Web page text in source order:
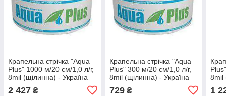
Крапельна стрічка "Aqua
Plus" 1000 м/20 см/1,0 л/г,
8mil (щілинна) - Україна
2 427 ₴
Крапельна стрічка "Aqua
Plus" 300 м/20 см/1,0 л/г,
8mil (щілинна) - Україна
729₴
8mil
1